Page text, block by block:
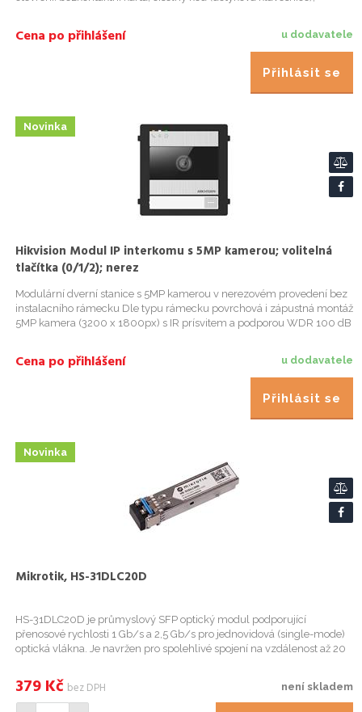
u dodavatele
Cena po přihlášení
Přihlásit se
Hikvision Modul IP interkomu s 5MP kamerou; volitelná
tlačítka (0/1/2); nerez
Modulární dverní stanice s 5MP kamerou v nerezovém provedení bez
instalacního rámecku Dle typu rámecku povrchová i zápustná montáž
5MP kamera (3200 x 1800px) s IR prísvitem a podporou WDR 100 dB
u dodavatele
Cena po přihlášení
Přihlásit se
Novinka
Mikrotik, HS-31DLC20D
HS-31DLC20D je průmyslový SFP optický modul podporující
přenosové rychlosti 1 Gb/s a 2,5 Gb/s pro jednovidová (single-mode)
optická vlákna. Je navržen pro spolehlivé spojení na vzdálenost až 20
není skladem
379Kč bez DPH
Novinka